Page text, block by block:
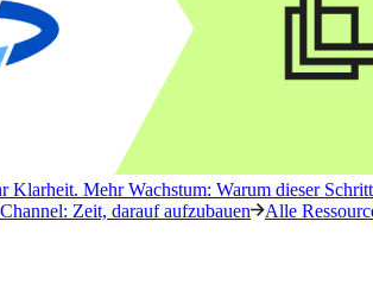
Klarheit. Mehr Wachstum: Warum dieser
Zeit, darauf aufzubauen
Alle